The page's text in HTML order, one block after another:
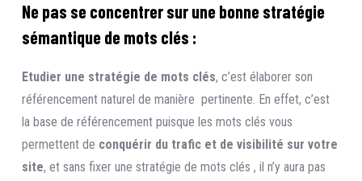
Ne pas se concentrer sur une bonne stratégie
sémantique de mots clés :
Etudier une stratégie de mots clés, c’est élaborer son
référencement naturel de manière pertinente. En effet, c’est
la base de référencement puisque les mots clés vous
permettent de conquérir du trafic et de visibilité sur votre
site, et sans fixer une stratégie de mots clés , il n’y aura pas